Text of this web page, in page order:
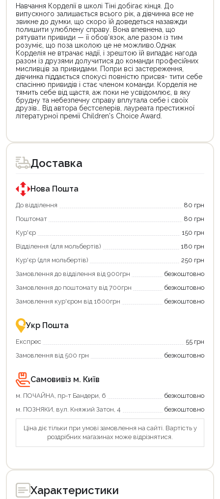
Навчання Корделії в школі Тіні добігає кінця. До
випускного залишається всього рік, а дівчинка все не
звикне до думки, що скоро їй доведеться назавжди
полишити улюблену справу. Вона впевнена, що
рятувати привиди — її обов’язок, але разом із тим
розуміє, що поза школою це не можливо.Однак
Корделія не втрачає надії, і зрештою їй випадає нагода
разом із друзями долучитися до команди професійних
мисливців за привидами. Попри всі застереження,
дівчинка піддається спокусі повністю присвя- тити себе
спасінню привидів і стає членом команди. Корделія не
тямить себе від щастя, аж поки не усвідомлює, в яку
брудну та небезпечну справу вплутала себе і своїх
друзів… Від автора бестселерів, лауреата престижної
літературної премії Children's Choice Award.
товар
для
покупки
державною
програмою
єКнига.
Використовуйте
карту
щоб
зекономити
та
отримати
переваги!
картою
єКнига
–
зручно
та
товар
для
покупки
державною
програмою
«Національний
кешбек».
покупку
«Національний
кешбек»
та
отримуйте
повернення
Економте
більше
разом
державною
підтримкою!
Доставка
Нова Пошта
До відділення
80 грн
Поштомат
80 грн
Кур'єр
150 грн
Відділення (для мольбертів)
180 грн
Кур'єр (для мольбертів)
250 грн
Замовлення до відділення від 900грн
безкоштовно
Замовлення до поштомату від 700грн
безкоштовно
Замовлення кур'єром від 1600грн
безкоштовно
Укр Пошта
Експрес
55 грн
Замовлення від 500 грн
безкоштовно
Самовивіз м. Київ
м. ПОЧАЙНА, пр-т Бандери, 6
безкоштовно
м. ПОЗНЯКИ, вул. Княжий Затон, 4
безкоштовно
Ціна діє тільки при умові замовлення на сайті. Вартість у
роздрібних магазинах може відрізнятися.
Характеристики